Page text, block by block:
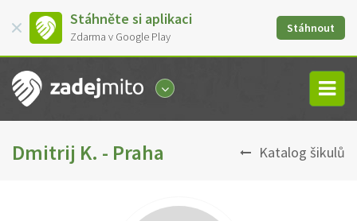
Stáhněte si aplikaci
Zdarma v Google Play
Stáhnout
Dmitrij K. - Praha Katalog šikulů